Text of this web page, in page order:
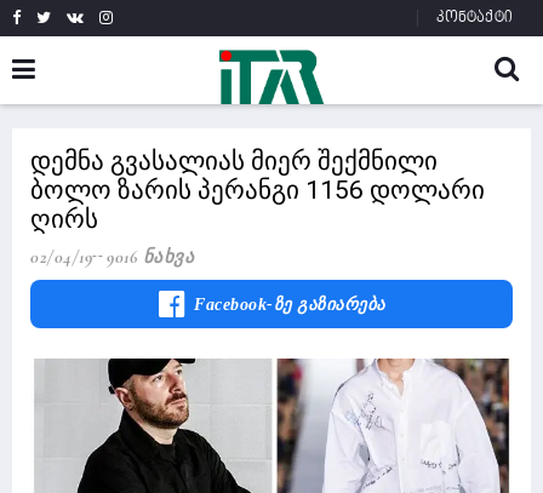
კონტაქტი
დემნა გვასალიას მიერ შექმნილი
ბოლო ზარის პერანგი 1156 დოლარი
ღირს
02/04/19 9016 Ნახვა
Facebook-Ზე Გაზიარება